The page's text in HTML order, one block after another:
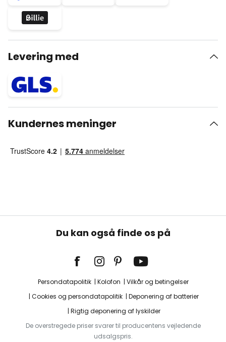
Levering med
Kundernes meninger
Du kan også finde os på
Persondatapolitik Kolofon
Vilkår og betingelser
Cookies og persondatapolitik
Deponering af batterier
Rigtig deponering af lyskilder
De overstregede priser svarer til producentens vejledende
udsalgspris.